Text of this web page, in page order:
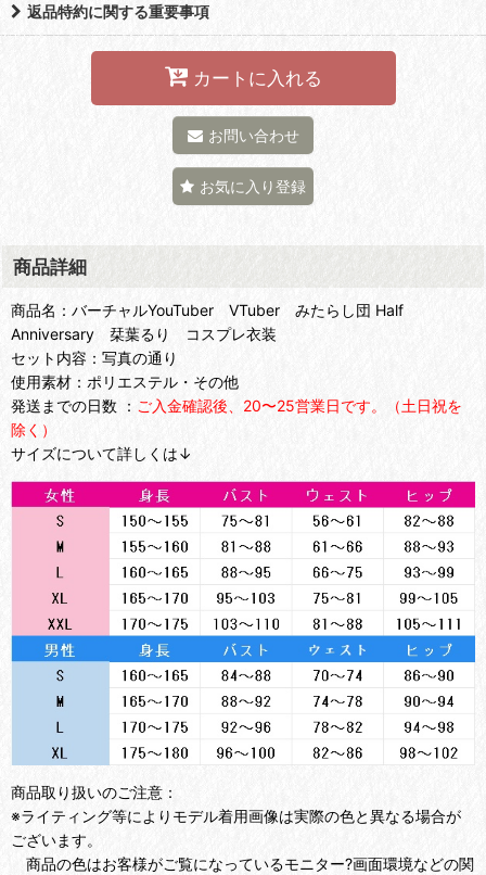
返品特約に関する重要事項
カートに入れる
お問い合わせ
お気に入り登録
商品詳細
商品名：バーチャルYouTuber VTuber みたらし団 Half
Anniversary 栞葉るり コスプレ衣装
セット内容：写真の通り
使用素材：ポリエステル・その他
発送までの日数 ： ご入金確認後、20〜25営業日です。（土日祝を
除く）
サイズについて詳しくは↓
商品取り扱いのご注意：
※ライティング等によりモデル着用画像は実際の色と異なる場合が
ございます。
商品の色はお客様がご覧になっているモニター?画面環境などの関